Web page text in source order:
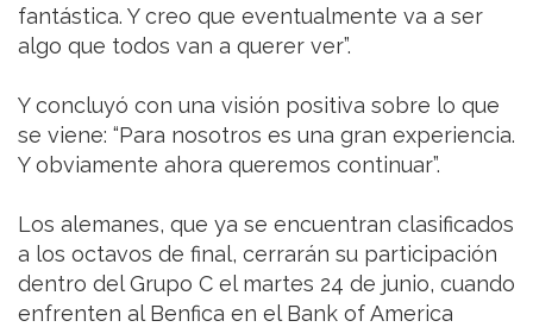
fantástica. Y creo que eventualmente va a ser
algo que todos van a querer ver”.
Y concluyó con una visión positiva sobre lo que
se viene: “Para nosotros es una gran experiencia.
Y obviamente ahora queremos continuar”.
Los alemanes, que ya se encuentran clasificados
a los octavos de final, cerrarán su participación
dentro del Grupo C el martes 24 de junio, cuando
enfrenten al Benfica en el Bank of America